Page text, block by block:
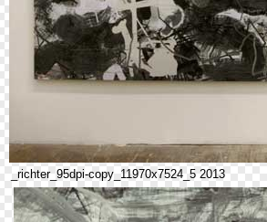
_richter_95dpi-copy_11970x7524_5 2013